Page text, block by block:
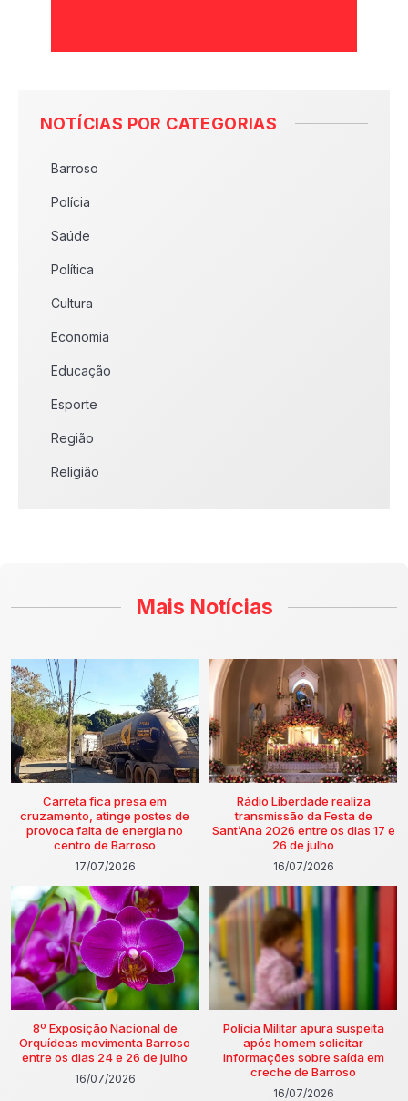
NOTÍCIAS POR CATEGORIAS
Barroso
Polícia
Saúde
Política
Cultura
Economia
Educação
Esporte
Região
Religião
Mais Notícias
Carreta fica presa em
cruzamento, atinge postes de
provoca falta de energia no
centro de Barroso
17/07/2026
Rádio Liberdade realiza
transmissão da Festa de
Sant’Ana 2026 entre os dias 17 e
26 de julho
16/07/2026
8º Exposição Nacional de
Orquídeas movimenta Barroso
entre os dias 24 e 26 de julho
16/07/2026
Polícia Militar apura suspeita
após homem solicitar
informações sobre saída em
creche de Barroso
16/07/2026